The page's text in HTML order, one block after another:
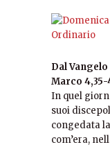
Dal Vangelo
Marco
In quel
suoi
congedata
com’era,